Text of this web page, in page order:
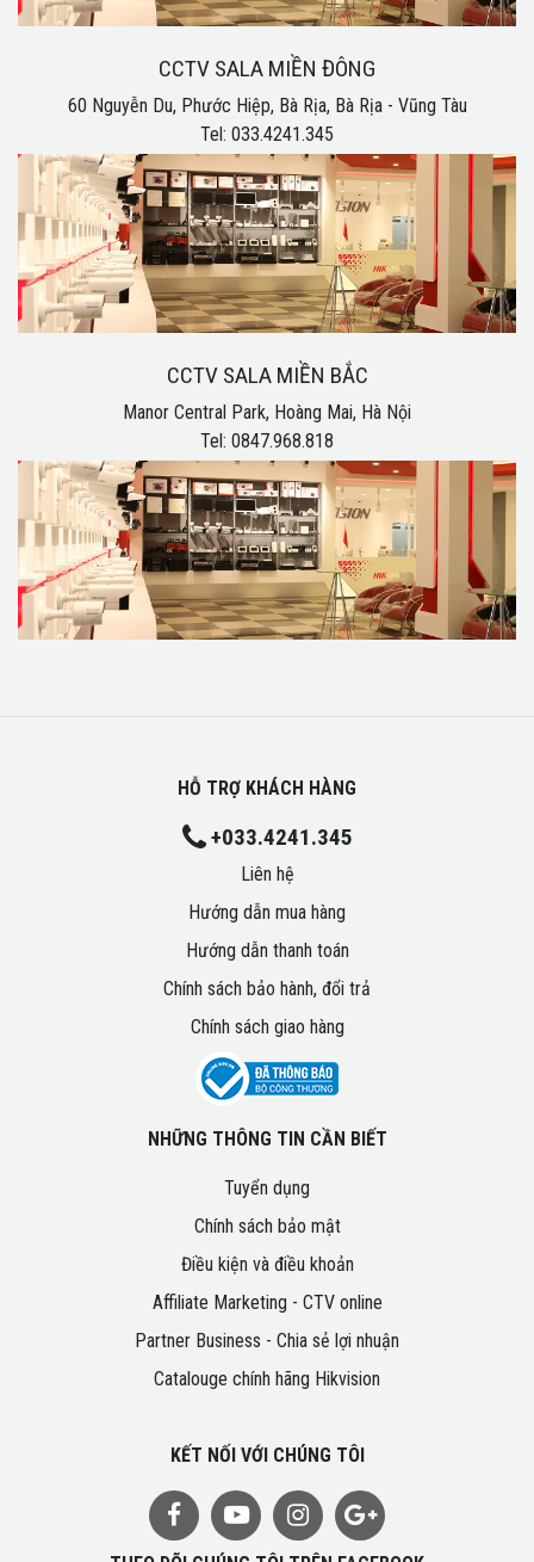
CCTV SALA MIỀN ĐÔNG
60 Nguyễn Du, Phước Hiệp, Bà Rịa, Bà Rịa - Vũng Tàu
Tel: 033.4241.345
CCTV SALA MIỀN BẮC
Manor Central Park, Hoàng Mai, Hà Nội
Tel: 0847.968.818
HỖ TRỢ KHÁCH HÀNG
+033.4241.345
Liên hệ
Hướng dẫn mua hàng
Hướng dẫn thanh toán
Chính sách bảo hành, đổi trả
Chính sách giao hàng
NHỮNG THÔNG TIN CẦN BIẾT
Tuyển dụng
Chính sách bảo mật
Điều kiện và điều khoản
Affiliate Marketing - CTV online
Partner Business - Chia sẻ lợi nhuận
Catalouge chính hãng Hikvision
KẾT NỐI VỚI CHÚNG TÔI